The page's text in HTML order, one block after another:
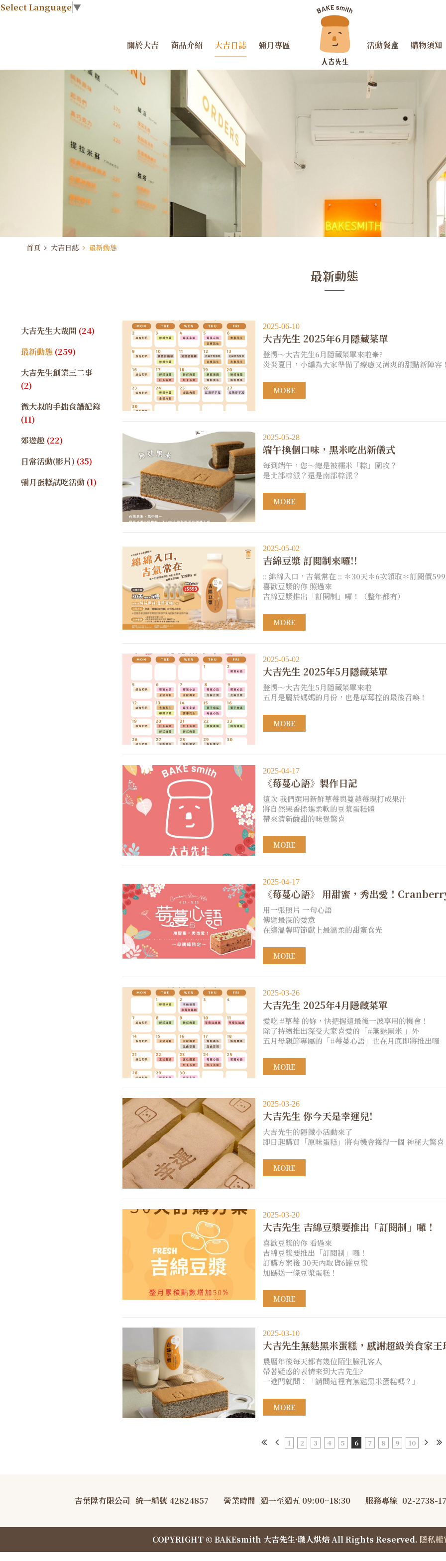
Select Language▼
關於大吉 商品介紹 大吉日誌 彌月專區 活動餐盒 購物須知
首頁 大吉日誌 最新動態
最新動態
大吉先生大哉問 (24)
最新動態 (259)
大吉先生創業三二事
(2)
微大叔的手拙食譜記錄
(11)
郊遊趣 (22)
日常活動(影片) (35)
彌月蛋糕試吃活動 (1)
2025-06-10
大吉先生 2025年6月隱藏菜單
登愣～大吉先生6月隱藏菜單來啦☀️?
炎炎夏日，小編為大家準備了療癒又清爽的甜點新陣容
MORE
2025-05-28
端午換個口味，黑米吃出新儀式
每到端午，您～總是被糯米「粽」圍攻？
是北部粽派？還是南部粽派？
MORE
2025-05-02
吉綿豆漿 訂閲制來囉!!
:: 綿綿入口，吉氣常在 :: ＊30天＊6次領取＊訂閱價
喜歡豆漿的你 照過來
吉綿豆漿推出「訂閱制」囉！（整年都有）
MORE
2025-05-02
大吉先生 2025年5月隱藏菜單
登愣～大吉先生5月隱藏菜單來啦
五月是屬於媽媽的月份，也是草莓控的最後召喚！
MORE
2025-04-17
《莓蔓心語》製作日記
這次 我們選用新鮮草莓與蔓越莓現打成果汁
將自然果香揉進柔軟的豆漿蛋糕體
帶來清新酸甜的味覺驚喜
MORE
2025-04-17
《莓蔓心語》 用甜蜜，秀出愛！
用一張照片 一句心語
傳遞最深的愛意
在這溫馨時節獻上最溫柔的甜蜜食光
MORE
2025-03-26
大吉先生 2025年4月隱藏菜單
愛吃 #草莓 的妳，快把握這最後一波享用的機會！
除了持續推出深受大家喜愛的「#無麩黑米 」外
五月母親節專屬的「#莓蔓心語」也在月底即將推出囉
MORE
2025-03-26
大吉先生 你今天是幸運兒!
大吉先生的隱藏小活動來了
即日起購買「原味蛋糕」將有機會獲得一個 神秘大驚
MORE
2025-03-20
大吉先生 吉綿豆漿要推出「訂閱制」囉！
喜歡豆漿的你 看過來
吉綿豆漿要推出「訂閱制」囉！
訂購方案後 30天內取貨6罐豆漿
加碼送一條豆漿蛋糕！
MORE
2025-03-10
大吉先生無麩黑米蛋糕，感謝超級美食家
農曆年後每天都有幾位陌生臉孔客人
帶著疑惑的表情來到大吉先生?
一進門就問：「請問這裡有無麩黑米蛋糕嗎？」
MORE
1 2 3 4 5 6 7 8 9 10
吉葉陞有限公司 統一編號 42824857 營業時間 週一至週五 09:00~18:30 服務專線 02-2738-
COPYRIGHT © BAKEsmith 大吉先生·職人烘焙 All Rights Reserved. 隱私權